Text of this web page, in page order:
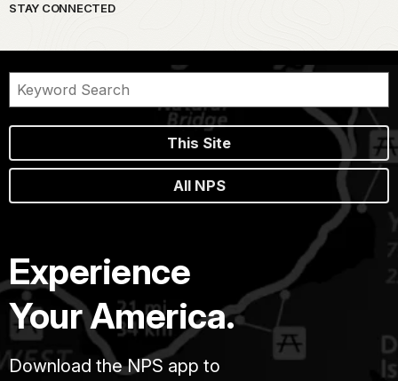
STAY CONNECTED
This Site
All NPS
Experience
Your America.
Download the NPS app to